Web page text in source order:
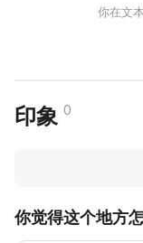
你在文
印象 0
你觉得这个地方